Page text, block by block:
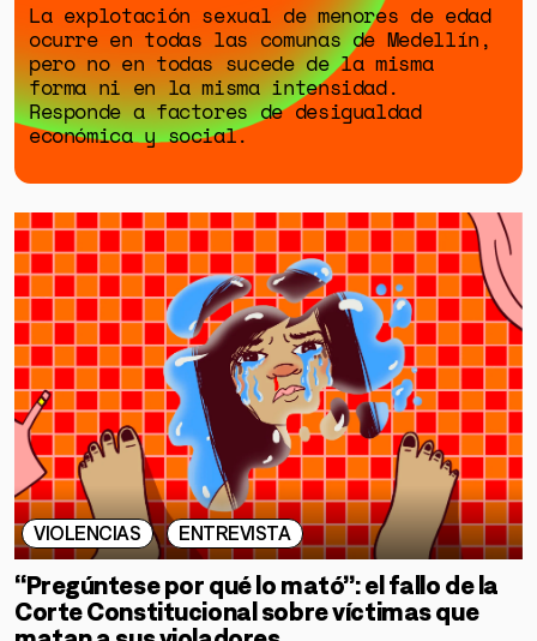
La explotación sexual de menores de edad
ocurre en todas las comunas de Medellín,
pero no en todas sucede de la misma
forma ni en la misma intensidad.
Responde a factores de desigualdad
económica y social.
VIOLENCIAS ENTREVISTA
“Pregúntese por qué lo mató”: el fallo de la
Corte Constitucional sobre víctimas que